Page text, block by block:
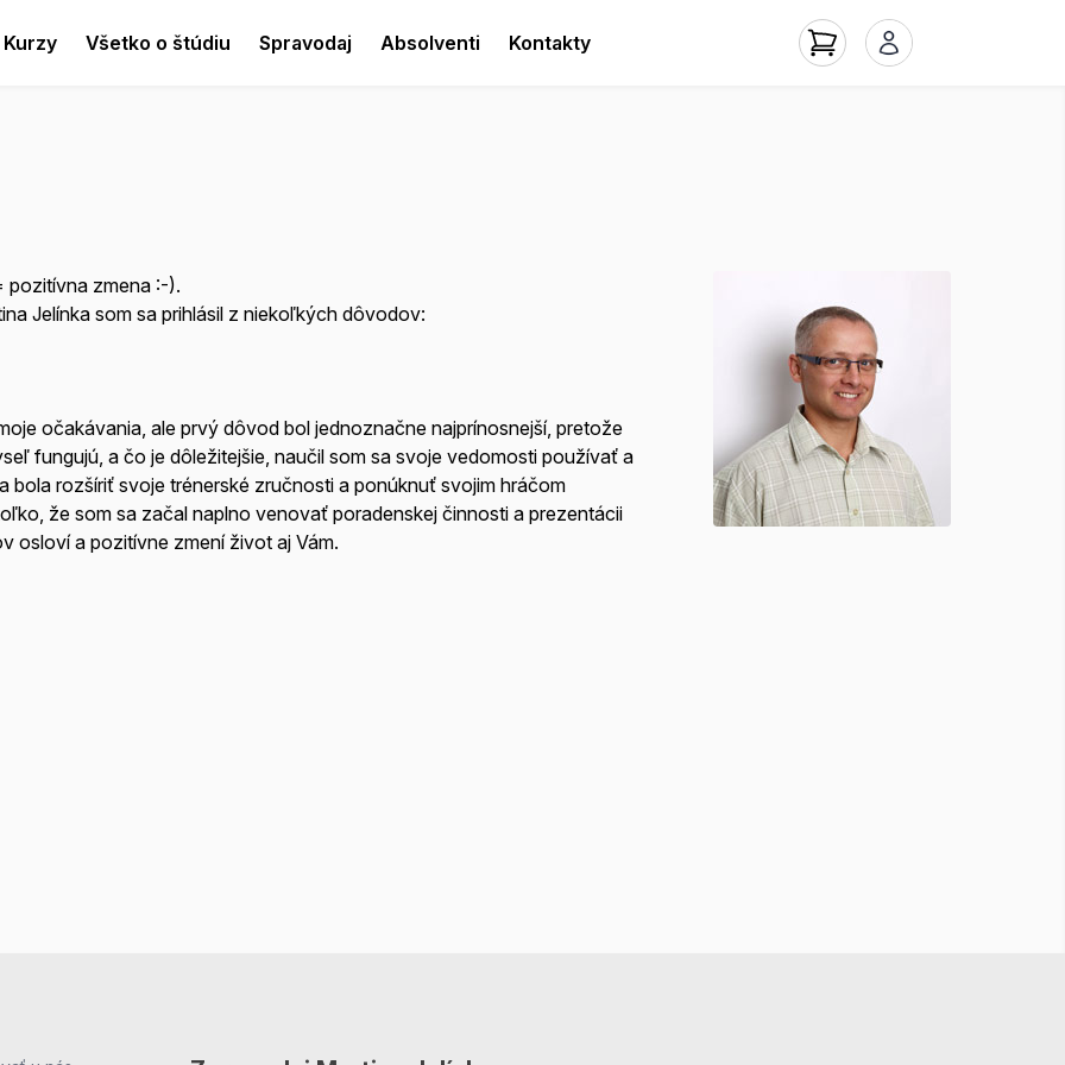
Kurzy Všetko o štúdiu Spravodaj Absolventi Kontakty
pozitívna zmena :-).
Jelínka som sa prihlásil z niekoľkých dôvodov:
očakávania, ale prvý dôvod bol jednoznačne najprínosnejší, pretože
fungujú, a čo je dôležitejšie, naučil som sa svoje vedomosti používať a
bola rozšíriť svoje trénerské zručnosti a ponúknuť svojim hráčom
že som sa začal naplno venovať poradenskej činnosti a prezentácii
osloví a pozitívne zmení život aj Vám.